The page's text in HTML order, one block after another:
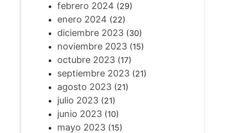
febrero 2024 (29)
enero 2024 (22)
diciembre 2023(30)
noviembre 2023(15)
octubre 2023(17)
septiembre 2023(21)
agosto 2023(21)
julio 2023(21)
junio 2023(10)
mayo 2023(15)